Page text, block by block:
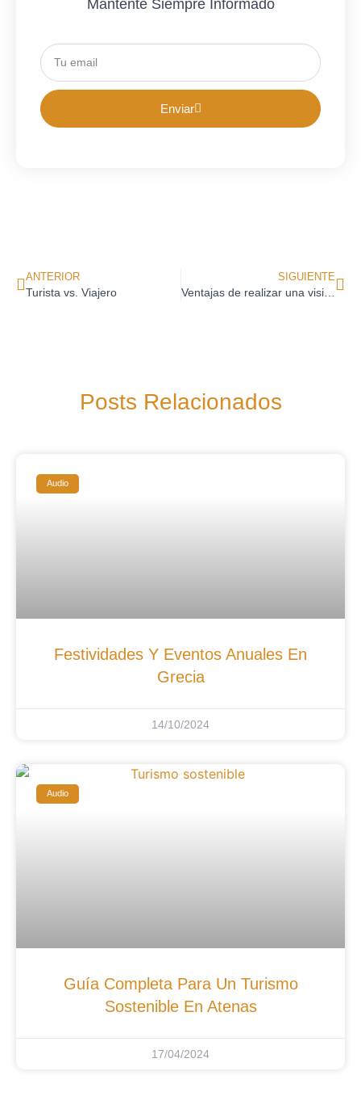
Mantente Siempre Informado
Enviar
ANTERIOR
Turista vs. Viajero
SIGUIENTE
Ventajas de realizar una visita con Audioguía
Posts Relacionados
Audio
Festividades Y Eventos Anuales En
Grecia
14/10/2024
Audio
Guía Completa Para Un Turismo
Sostenible En Atenas
17/04/2024